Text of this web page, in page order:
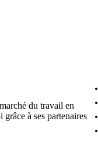
du travail en
à ses partenaires